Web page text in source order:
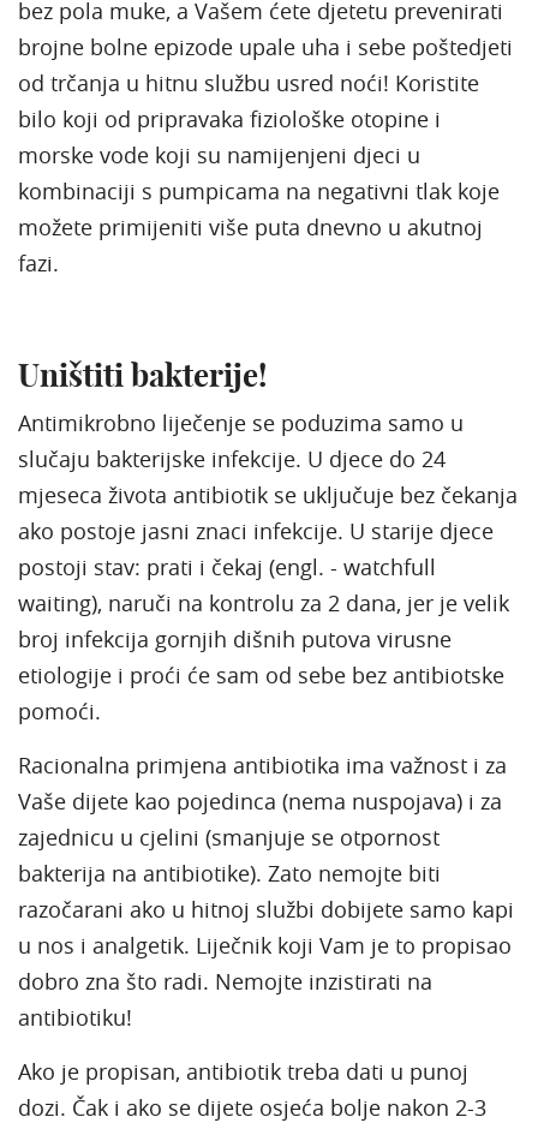
bez pola muke, a Vašem ćete djetetu prevenirati
brojne bolne epizode upale uha i sebe poštedjeti
od trčanja u hitnu službu usred noći! Koristite
bilo koji od pripravaka fiziološke otopine i
morske vode koji su namijenjeni djeci u
kombinaciji s pumpicama na negativni tlak koje
možete primijeniti više puta dnevno u akutnoj
fazi.
Uništiti bakterije!
Antimikrobno liječenje se poduzima samo u
slučaju bakterijske infekcije. U djece do 24
mjeseca života antibiotik se uključuje bez čekanja
ako postoje jasni znaci infekcije. U starije djece
postoji stav: prati i čekaj (engl. - watchfull
waiting), naruči na kontrolu za 2 dana, jer je velik
broj infekcija gornjih dišnih putova virusne
etiologije i proći će sam od sebe bez antibiotske
pomoći.
Racionalna primjena antibiotika ima važnost i za
Vaše dijete kao pojedinca (nema nuspojava) i za
zajednicu u cjelini (smanjuje se otpornost
bakterija na antibiotike). Zato nemojte biti
razočarani ako u hitnoj službi dobijete samo kapi
u nos i analgetik. Liječnik koji Vam je to propisao
dobro zna što radi. Nemojte inzistirati na
antibiotiku!
Ako je propisan, antibiotik treba dati u punoj
dozi. Čak i ako se dijete osjeća bolje nakon 2-3